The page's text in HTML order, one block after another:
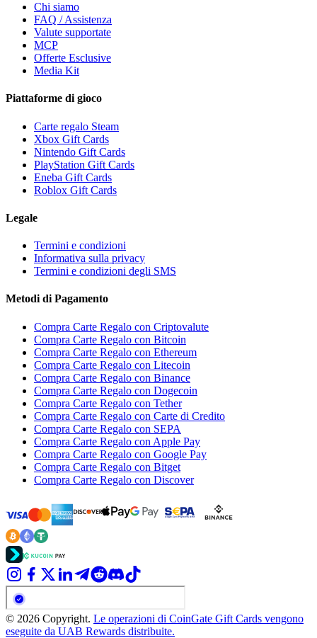
Chi siamo
FAQ / Assistenza
Valute supportate
MCP
Offerte Esclusive
Media Kit
Piattaforme di gioco
Carte regalo Steam
Xbox Gift Cards
Nintendo Gift Cards
PlayStation Gift Cards
Eneba Gift Cards
Roblox Gift Cards
Legale
Termini e condizioni
Informativa sulla privacy
Termini e condizioni degli SMS
Metodi di Pagamento
Compra Carte Regalo con Criptovalute
Compra Carte Regalo con Bitcoin
Compra Carte Regalo con Ethereum
Compra Carte Regalo con Litecoin
Compra Carte Regalo con Binance
Compra Carte Regalo con Dogecoin
Compra Carte Regalo con Tether
Compra Carte Regalo con Carte di Credito
Compra Carte Regalo con SEPA
Compra Carte Regalo con Apple Pay
Compra Carte Regalo con Google Pay
Compra Carte Regalo con Bitget
Compra Carte Regalo con Discover
© 2026 Copyright. Le operazioni di CoinGate Gift Cards vengono
eseguite da UAB Rewards distribuite.